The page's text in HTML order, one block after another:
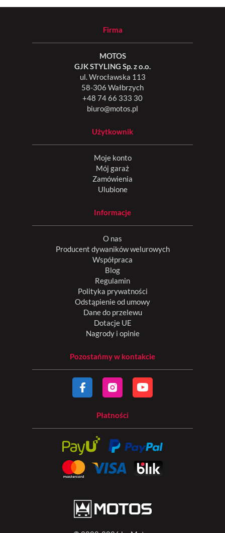
Firma
MOTOS
GJK STYLING Sp. z o.o.
ul. Wrocławska 113
58-306 Wałbrzych
+48 74 66 333 30
biuro@motos.pl
Użytkownik
Moje konto
Mój garaż
Zamówienia
Ulubione
Informacje
O nas
Producent dywaników welurowych
Współpraca
Blog
Regulamin
Polityka prywatności
Odstąpienie od umowy
Dane do przelewu
Dotacje UE
Nagrody i opinie
Pozostańmy w kontakcie
Płatności